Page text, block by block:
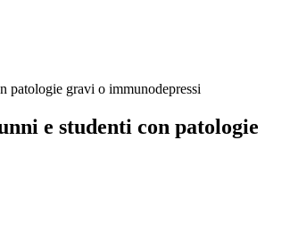
patologie gravi o immunodepressi
e studenti con patologie